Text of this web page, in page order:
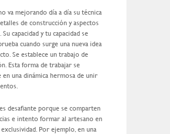
va mejorando día a día su técnica
de construcción y aspectos
capacidad y tu capacidad se
cuando surge una nueva idea
Se establece un trabajo de
Esta forma de trabajar se
una dinámica hermosa de unir
desafiante porque se comparten
e intento formar al artesano en
Por ejemplo, en una